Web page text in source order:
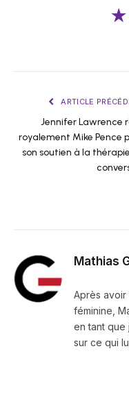
ARTICLE
Jennifer Lawrence
royalement Mike Pence
son soutien à la
Mathias
Après avoir
féminine,
en tant que
sur ce qui